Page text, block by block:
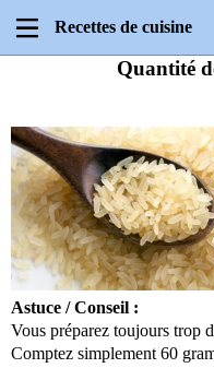
Recettes de cuisine
Quantité
Astuce / Conseil :
Vous préparez toujours trop
Comptez simplement 60